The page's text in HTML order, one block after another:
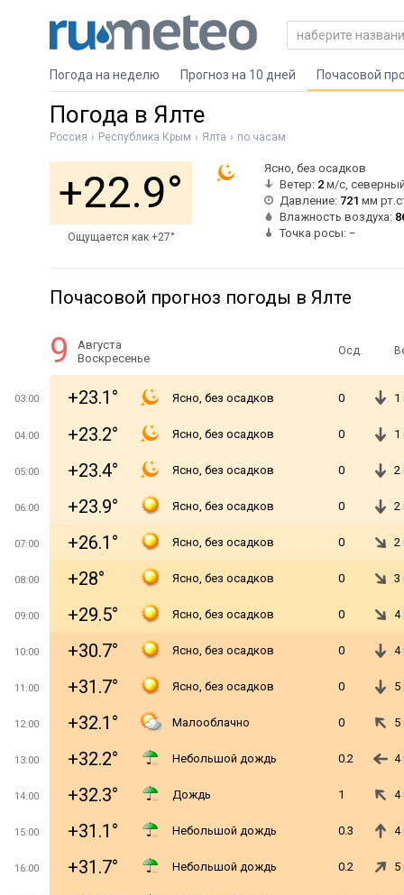
Погода на неделю Прогноз на 10 дней Почасовой
Погода в Ялте
Россия Республика Крым Ялта по часам
+22.9°
Ощущается как +27°
Ясно, без осадков
Ветер: 2 м/с,
Давление: 721 мм
Влажность воздуха:
Точка росы: −
Почасовой прогноз погоды в Ялте
9
Августа
Воскресенье
Осд.
03:00 +23.1° Ясно, без осадков 0 1
04:00 +23.2° Ясно, без осадков 0 1
05:00 +23.4° Ясно, без осадков 0 2
06:00 +23.9° Ясно, без осадков 0 2
07:00 +26.1° Ясно, без осадков 0 2
08:00 +28° Ясно, без осадков 0 3
09:00 +29.5° Ясно, без осадков 0 4
10:00 +30.7° Ясно, без осадков 0 4
11:00 +31.7° Ясно, без осадков 0 5
12:00 +32.1° Малооблачно 0 5
13:00 +32.2° Небольшой дождь 0.2 4
14:00 +32.3° Дождь 1 4
15:00 +31.1° Небольшой дождь 0.3 4
16:00 +31.7° Небольшой дождь 0.2 5